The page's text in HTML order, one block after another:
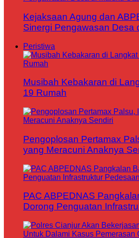
Kejaksaan Agung dan
Sinergi Pengawasan Desa
Peristiwa
Musibah Kebakaran di
19 Rumah
Pengoplosan Pertamax
yang Meracuni Anaknya
PAC ABPEDNAS
Dorong Penguatan